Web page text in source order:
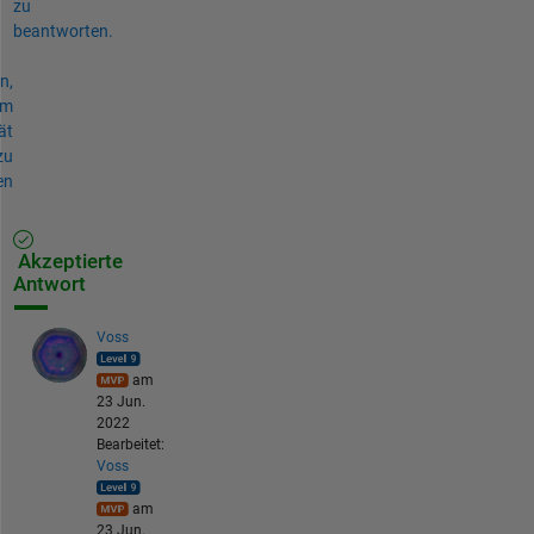
zu
beantworten.
Akzeptierte
Antwort
Voss
am
23 Jun.
2022
Bearbeitet:
Voss
am
23 Jun.